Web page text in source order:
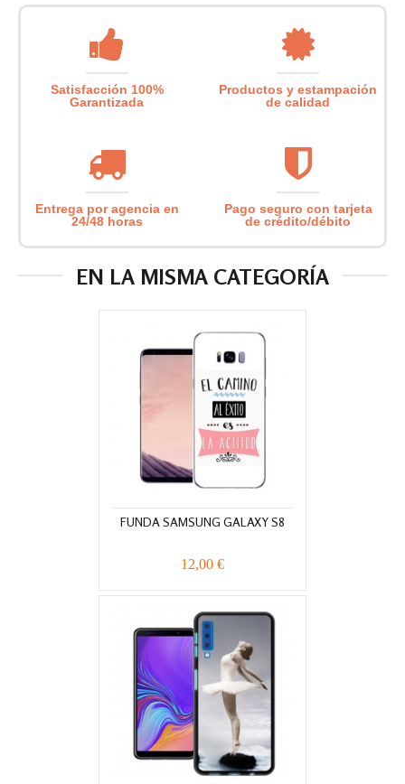
Satisfacción 100%
Garantizada
Productos y estampación
de calidad
Entrega por agencia en
24/48 horas
Pago seguro con tarjeta
de crédito/débito
EN LA MISMA CATEGORÍA
FUNDA SAMSUNG GALAXY S8
12,00 €